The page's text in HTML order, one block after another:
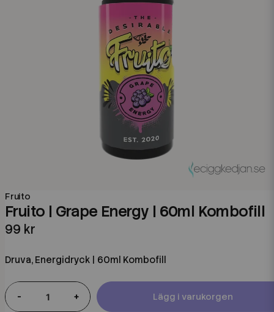
Fruito
Fruito | Grape Energy | 60ml Kombofill
99 kr
Druva, Energidryck | 60ml Kombofill
- + Lägg i varukorgen